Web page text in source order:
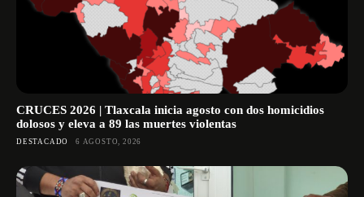
CRUCES 2026 | Tlaxcala inicia agosto con dos homicidios
dolosos y eleva a 89 las muertes violentas
DESTACADO 6 AGOSTO, 2026